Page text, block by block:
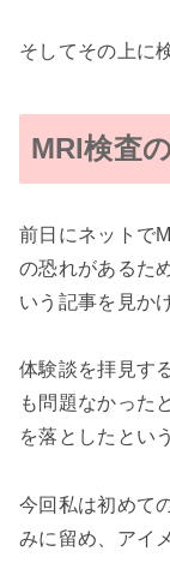
そしてその上に
MRI検査
前日にネットで
の恐れがあるた
いう記事を見か
体験談を拝見す
も問題なかった
を落としたとい
今回私は初めて
みに留め、アイ